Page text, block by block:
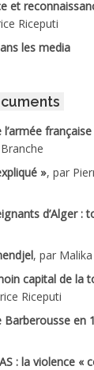
et
Riceputi
les media
», par
d’Alger :
, par Malika
capital de la
Riceputi
Barberousse en
: la violence «